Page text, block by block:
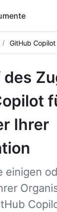
GitHub Copilot
Ihrer
einigen